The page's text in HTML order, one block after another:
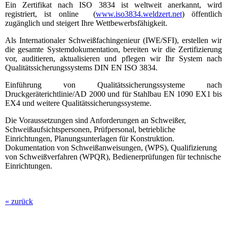
Ein Zertifikat nach ISO 3834 ist weltweit anerkannt, wird
registriert, ist online (www.iso3834.weldzert.net) öffentlich
zugänglich und steigert Ihre Wettbewerbsfähigkeit.
Als Internationaler Schweißfachingenieur (IWE/SFI), erstellen wir
die gesamte Systemdokumentation, bereiten wir die Zertifizierung
vor, auditieren, aktualisieren und pflegen wir Ihr System nach
Qualitätssicherungssystems DIN EN ISO 3834.
Einführung von Qualitätssicherungssysteme nach
Druckgeräterichtlinie/AD 2000 und für Stahlbau EN 1090 EX1 bis
EX4 und weitere Qualitätssicherungssysteme.
Die Voraussetzungen sind Anforderungen an Schweißer,
Schweißaufsichtspersonen, Prüfpersonal, betriebliche
Einrichtungen, Planungsunterlagen für Konstruktion.
Dokumentation von Schweißanweisungen, (WPS), Qualifizierung
von Schweißverfahren (WPQR), Bedienerprüfungen für technische
Einrichtungen.
« zurück